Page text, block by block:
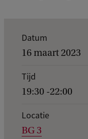
Datum
16 maart 2023
Tijd
19:30 -22:00
Locatie
BG 3